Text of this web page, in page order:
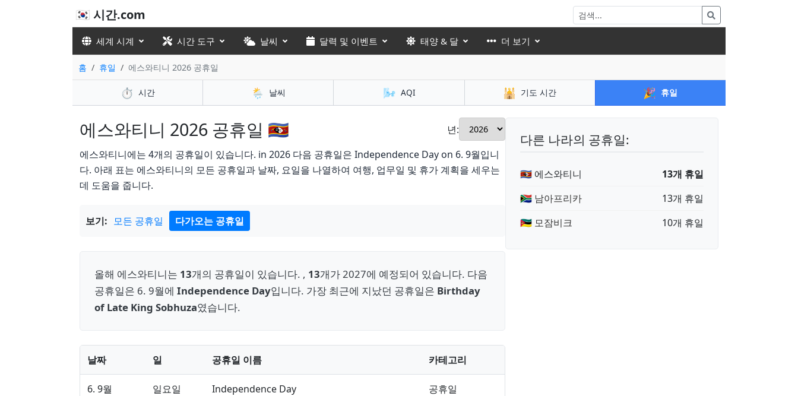
🇰🇷 시간.com
세계 시계 시간 도구 날씨 달력 및 이벤트 태양 & 달 더 보기
홈 휴일 에스와티니 2026 공휴일
⏱️ 시간 🌦️ 날씨 🌬️ AQI 🕌 기도 시간 🎉 휴일
에스와티니 2026 공휴일 🇸🇿
년:
에스와티니에는 4개의 공휴일이 있습니다. in 2026 다음 공휴일은 Independence Day on 6. 9월입니
다. 아래 표는 에스와티니의 모든 공휴일과 날짜, 요일을 나열하여 여행, 업무일 및 휴가 계획을 세우는
데 도움을 줍니다.
보기: 모든 공휴일 다가오는 공휴일
올해 에스와티니는 13개의 공휴일이 있습니다. , 13개가 2027에 예정되어 있습니다. 다음
공휴일은 6. 9월에 Independence Day입니다. 가장 최근에 지났던 공휴일은 Birthday
of Late King Sobhuza였습니다.
날짜 일 공휴일 이름 카테고리
6. 9월 일요일 Independence Day 공휴일
다른 나라의 공휴일:
🇸🇿 에스와티니
13개 휴일
🇿🇦 남아프리카
13개 휴일
🇲🇿 모잠비크
10개 휴일